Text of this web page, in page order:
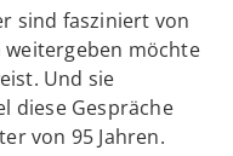
sind fasziniert von
weitergeben möchte
Und sie
diese Gespräche
von 95 Jahren.